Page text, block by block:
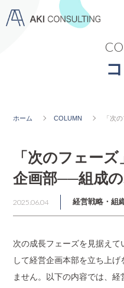
ホーム COLUMN 「次
「次のフェー
企画部──組成
2025.06.04 経営戦略・組
次の成長フェーズを見据えて
して経営企画本部を立ち上
ません。以下の内容では、